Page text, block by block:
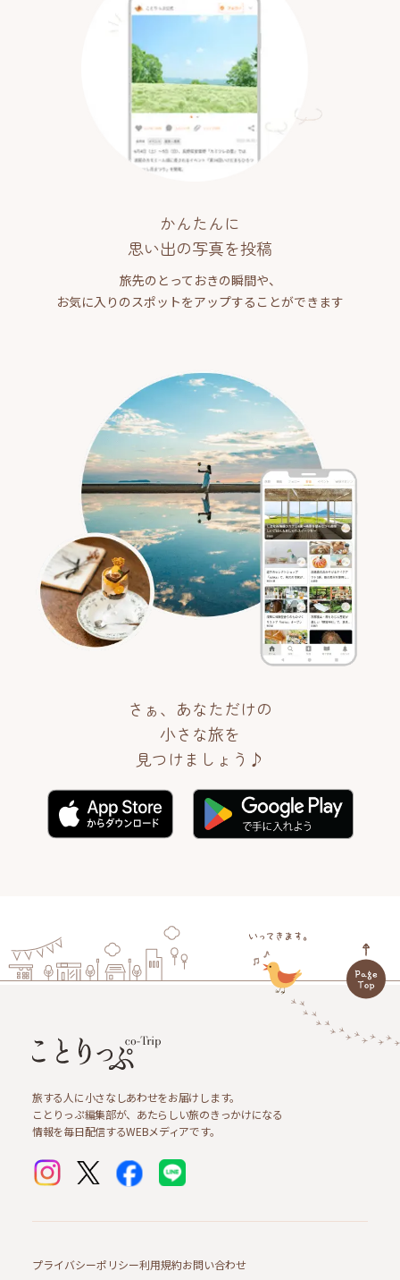
かんたんに
思い出の写真を投稿
旅先のとっておきの瞬間や、
お気に入りのスポットをアップすることができます
さぁ、あなただけの
小さな旅を
見つけましょう♪
旅する人に小さなしあわせをお届けします。
ことりっぷ編集部が、あたらしい旅のきっかけになる
情報を毎日配信するWEBメディアです。
プライバシーポリシー利用規約お問い合わせ